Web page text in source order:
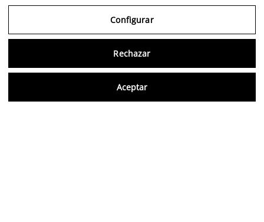
Configurar
Rechazar
Aceptar